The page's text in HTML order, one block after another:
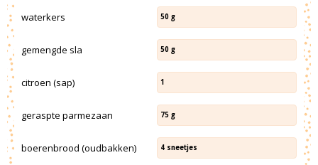
waterkers 50 g
gemengde sla 50 g
citroen (sap) 1
geraspte parmezaan 75 g
boerenbrood (oudbakken) 4 sneetjes